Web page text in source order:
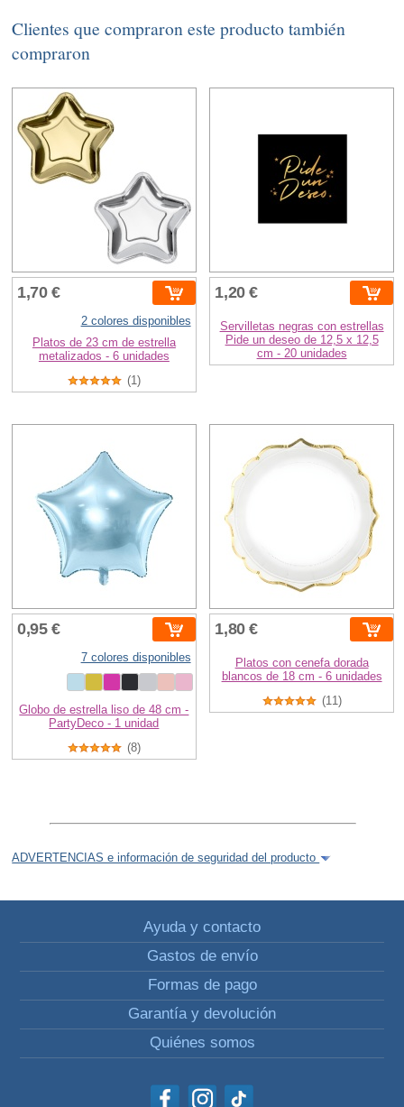
Clientes que compraron este producto también
compraron
1,70 €
2 colores disponibles
Platos de 23 cm de estrella
metalizados - 6 unidades
(1)
1,20 €
Servilletas negras con estrellas
Pide un deseo de 12,5 x 12,5
cm - 20 unidades
0,95 €
7 colores disponibles
Globo de estrella liso de 48 cm -
PartyDeco - 1 unidad
(8)
1,80 €
Platos con cenefa dorada
blancos de 18 cm - 6 unidades
(11)
ADVERTENCIAS e información de seguridad del producto
Ayuda y contacto
Gastos de envío
Formas de pago
Garantía y devolución
Quiénes somos